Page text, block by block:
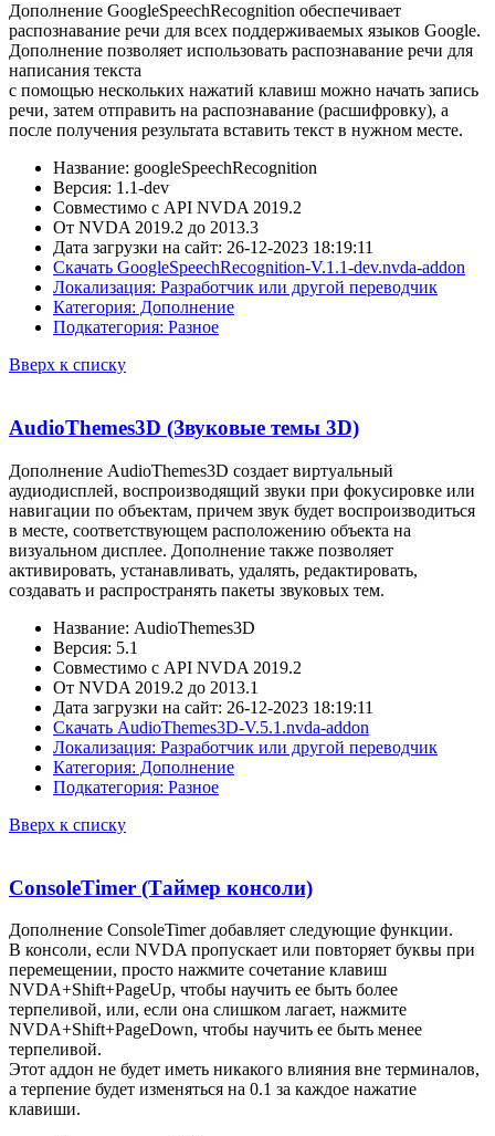
Дополнение GoogleSpeechRecognition обеспечивает
распознавание речи для всех поддерживаемых языков Google.
Дополнение позволяет использовать распознавание речи для
написания текста
с помощью нескольких нажатий клавиш можно начать запись
речи, затем отправить на распознавание (расшифровку), а
после получения результата вставить текст в нужном месте.
Название: googleSpeechRecognition
Версия: 1.1-dev
Совместимо с API NVDA 2019.2
От NVDA 2019.2 до 2013.3
Дата загрузки на сайт: 26-12-2023 18:19:11
Скачать GoogleSpeechRecognition-V.1.1-dev.nvda-addon
Локализация: Разработчик или другой переводчик
Категория: Дополнение
Подкатегория: Разное
Вверх к списку
AudioThemes3D (Звуковые темы 3D)
Дополнение AudioThemes3D создает виртуальный
аудиодисплей, воспроизводящий звуки при фокусировке или
навигации по объектам, причем звук будет воспроизводиться
в месте, соответствующем расположению объекта на
визуальном дисплее. Дополнение также позволяет
активировать, устанавливать, удалять, редактировать,
создавать и распространять пакеты звуковых тем.
Название: AudioThemes3D
Версия: 5.1
Совместимо с API NVDA 2019.2
От NVDA 2019.2 до 2013.1
Дата загрузки на сайт: 26-12-2023 18:19:11
Скачать AudioThemes3D-V.5.1.nvda-addon
Локализация: Разработчик или другой переводчик
Категория: Дополнение
Подкатегория: Разное
Вверх к списку
ConsoleTimer (Таймер консоли)
Дополнение ConsoleTimer добавляет следующие функции.
В консоли, если NVDA пропускает или повторяет буквы при
перемещении, просто нажмите сочетание клавиш
NVDA+Shift+PageUp, чтобы научить ее быть более
терпеливой, или, если она слишком лагает, нажмите
NVDA+Shift+PageDown, чтобы научить ее быть менее
терпеливой.
Этот аддон не будет иметь никакого влияния вне терминалов,
а терпение будет изменяться на 0.1 за каждое нажатие
клавиши.